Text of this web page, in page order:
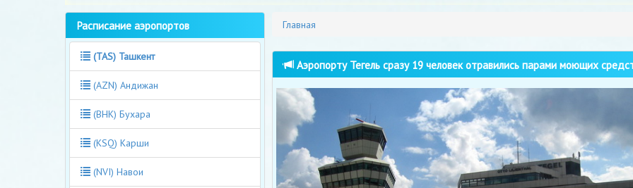
Главная
Аэропорту Тегель сразу 19 человек отравились парами моющих
Расписание аэропортов
(TAS) Ташкент
(AZN) Андижан
(BHK) Бухара
(KSQ) Карши
(NVI) Навои